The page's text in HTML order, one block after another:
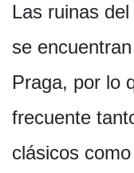
Las ruinas
se
Praga, por lo
frecuente
clásicos